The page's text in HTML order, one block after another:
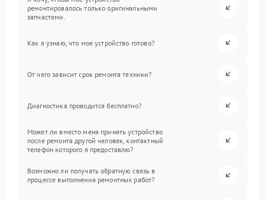
ремонтировалось только оригинальными
запчастями.
Как я узнаю, что мое устройство готово?
От чего зависит срок ремонта техники?
Диагностика проводится бесплатно?
Может ли вместо меня принять устройство
после ремонта другой человек, контактный
телефон которого я предоставлю?
Возможно ли получать обратную связь в
процессе выполнения ремонтных работ?